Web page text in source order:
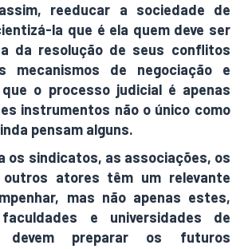
reeducar a sociedade de
la que é ela quem deve ser
da resolução de seus conflitos
mecanismos de negociação e
o processo judicial é apenas
instrumentos não o único como
pensam alguns.
os sindicatos, as associações, os
outros atores têm um relevante
mas não apenas estes,
e universidades de
devem preparar os futuros